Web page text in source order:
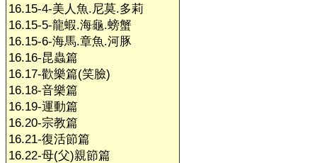
16.15-4-美人魚.尼莫.多莉
16.15-5-龍蝦.海龜.螃蟹
16.15-6-海馬.章魚.河豚
16.16-昆蟲篇
16.17-歡樂篇(笑臉)
16.18-音樂篇
16.19-運動篇
16.20-宗教篇
16.21-復活節篇
16.22-母(父)親節篇